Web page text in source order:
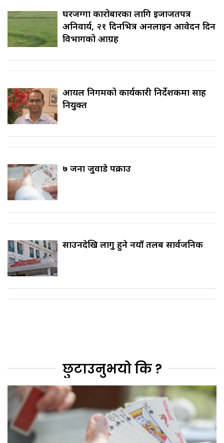
घरजग्गा कारोबारका लागि इजाजतपत्र
अनिवार्य, २१ दिनभित्र अनलाइन आवेदन दिन
विभागको आग्रह
आयल निगमको कार्यकारी निर्देशकमा साह
नियुक्त
७ जना जुवाडे पक्राउ
साउनदेखि लागु हुने नयाँ तलब सार्वजनिक
छुटाउनुभयो कि ?